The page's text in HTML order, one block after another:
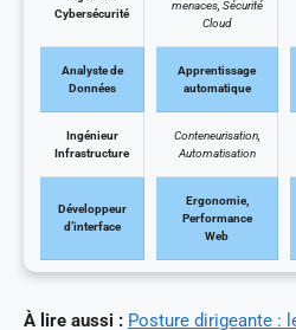
Cybersécurité
menaces, Sécurité
Cloud
Analyste de
Données
Apprentissage
automatique
Ingénieur
Infrastructure
Conteneurisation,
Automatisation
Développeur
d’interface
Ergonomie,
Performance
Web
À lire aussi : Posture dirigeante :